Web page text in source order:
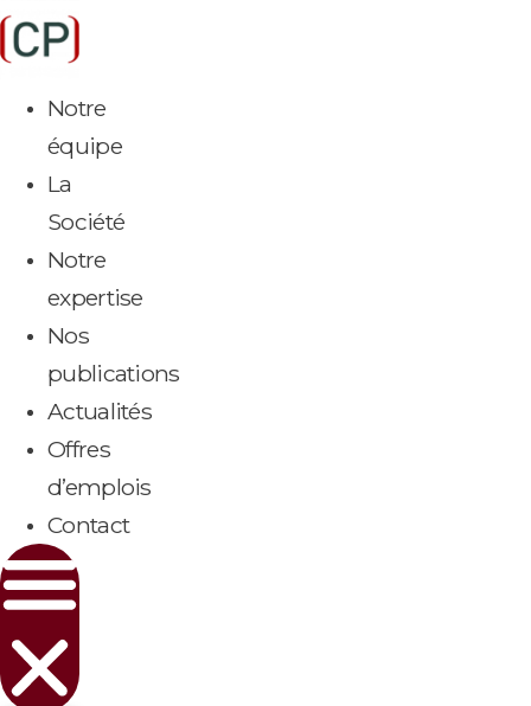
Aller
au
Notre
équipe
La
Société
Notre
expertise
Nos
publications
Actualités
Offres
d’emplois
Contact